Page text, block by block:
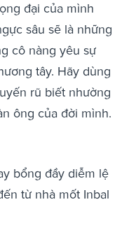
đại của mình
sâu sẽ là những
cô nàng yêu sự
tây. Hãy dùng
rũ biết nhường
ông của đời mình.
bổng đầy diễm lệ
từ nhà mốt Inbal